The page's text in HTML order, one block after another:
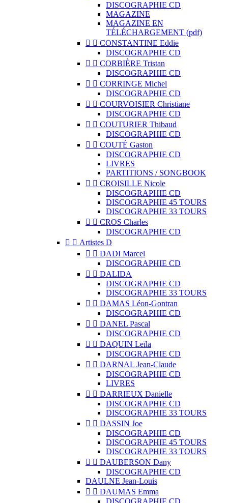
DISCOGRAPHIE CD
MAGAZINE
MAGAZINE EN
TÉLÉCHARGEMENT (pdf)
  CONSTANTINE Eddie
DISCOGRAPHIE CD
  CORBIÈRE Tristan
DISCOGRAPHIE CD
  CORRINGE Michel
DISCOGRAPHIE CD
  COURVOISIER Christiane
DISCOGRAPHIE CD
  COUTURIER Thibaud
DISCOGRAPHIE CD
  COUTÉ Gaston
DISCOGRAPHIE CD
LIVRES
PARTITIONS / SONGBOOK
  CROISILLE Nicole
DISCOGRAPHIE CD
DISCOGRAPHIE 45 TOURS
DISCOGRAPHIE 33 TOURS
  CROS Charles
DISCOGRAPHIE CD
  Artistes D
  DADI Marcel
DISCOGRAPHIE CD
  DALIDA
DISCOGRAPHIE CD
DISCOGRAPHIE 33 TOURS
  DAMAS Léon-Gontran
DISCOGRAPHIE CD
  DANEL Pascal
DISCOGRAPHIE CD
  DAQUIN Leïla
DISCOGRAPHIE CD
  DARNAL Jean-Claude
DISCOGRAPHIE CD
LIVRES
  DARRIEUX Danielle
DISCOGRAPHIE CD
DISCOGRAPHIE 33 TOURS
  DASSIN Joe
DISCOGRAPHIE CD
DISCOGRAPHIE 45 TOURS
DISCOGRAPHIE 33 TOURS
  DAUBERSON Dany
DISCOGRAPHIE CD
DAULNE Jean-Louis
  DAUMAS Emma
DISCOGRAPHIE CD